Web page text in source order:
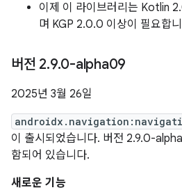
이제 이 라이브러리는 Kotlin
며 KGP 2.0.0 이상이 필요합
버전 2.9.0-alpha09
2025년 3월 26일
이 출시되었습니다. 버전 2.9.0-
함되어 있습니다.
새로운 기능